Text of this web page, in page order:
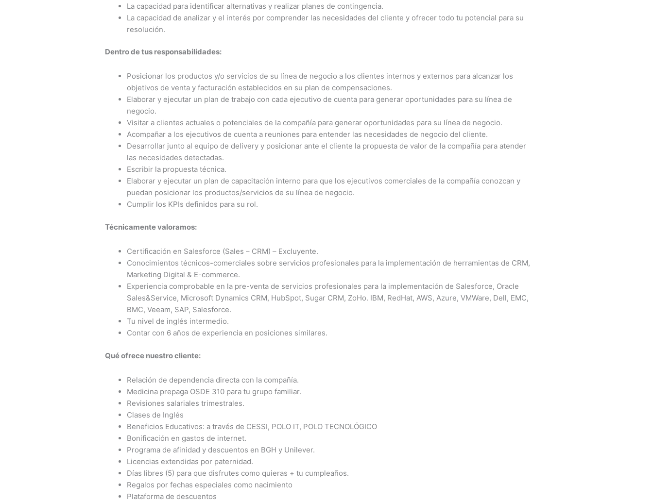
La capacidad para identificar alternativas y realizar planes de contingencia.
La capacidad de analizar y el interés por comprender las necesidades del cliente y ofrecer todo tu potencial para su
resolución.
Dentro de tus responsabilidades:
Posicionar los productos y/o servicios de su línea de negocio a los clientes internos y externos para alcanzar los
objetivos de venta y facturación establecidos en su plan de compensaciones.
Elaborar y ejecutar un plan de trabajo con cada ejecutivo de cuenta para generar oportunidades para su línea de
negocio.
Visitar a clientes actuales o potenciales de la compañía para generar oportunidades para su línea de negocio.
Acompañar a los ejecutivos de cuenta a reuniones para entender las necesidades de negocio del cliente.
Desarrollar junto al equipo de delivery y posicionar ante el cliente la propuesta de valor de la compañía para atender
las necesidades detectadas.
Escribir la propuesta técnica.
Elaborar y ejecutar un plan de capacitación interno para que los ejecutivos comerciales de la compañía conozcan y
puedan posicionar los productos/servicios de su línea de negocio.
Cumplir los KPIs definidos para su rol.
Técnicamente valoramos:
Certificación en Salesforce (Sales – CRM) – Excluyente.
Conocimientos técnicos-comerciales sobre servicios profesionales para la implementación de herramientas de CRM,
Marketing Digital & E-commerce.
Experiencia comprobable en la pre-venta de servicios profesionales para la implementación de Salesforce, Oracle
Sales&Service, Microsoft Dynamics CRM, HubSpot, Sugar CRM, ZoHo. IBM, RedHat, AWS, Azure, VMWare, Dell, EMC,
BMC, Veeam, SAP, Salesforce.
Tu nivel de inglés intermedio.
Contar con 6 años de experiencia en posiciones similares.
Qué ofrece nuestro cliente:
Relación de dependencia directa con la compañía.
Medicina prepaga OSDE 310 para tu grupo familiar.
Revisiones salariales trimestrales.
Clases de Inglés
Beneficios Educativos: a través de CESSI, POLO IT, POLO TECNOLÓGICO
Bonificación en gastos de internet.
Programa de afinidad y descuentos en BGH y Unilever.
Licencias extendidas por paternidad.
Días libres (5) para que disfrutes como quieras + tu cumpleaños.
Regalos por fechas especiales como nacimiento
Plataforma de descuentos